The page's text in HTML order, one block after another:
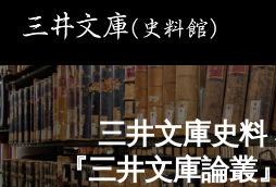
三井文庫史
『三井文庫論叢